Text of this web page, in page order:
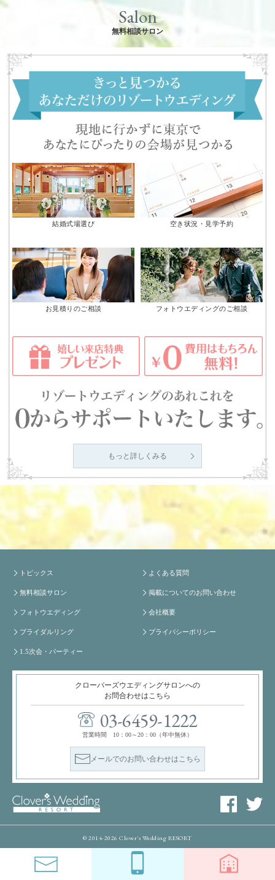
Salon
無料相談サロン
結婚式場選び 空き状況・見学予約
お見積りのご相談 フォトウエディングのご相談
もっと詳しくみる
トピックス
無料相談サロン
フォトウエディング
ブライダルリング
1.5次会・パーティー
よくある質問
掲載についてのお問い合わせ
会社概要
プライバシーポリシー
クローバーズウエディングサロンへの
お問合わせはこちら
03-6459-1222
営業時間 10：00～20：00（年中無休）
メールでのお問い合わせはこちら
© 2014-2026 Clover's Wedding RESORT